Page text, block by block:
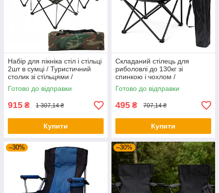
Набір для пікніка стіл і стільці
2шт в сумці / Туристичний
столик зі стільцями /
Складаний стіл і стільці
Готово до відправки
915 ₴ 1 307,14 ₴
Купити
Складаний стілець для
риболовлі до 130кг зі
спинкою і чохлом /
Розкладний стілець для
походів / Туристичне крісло
Готово до відправки
495 ₴ 707,14 ₴
Купити
–30% –30%